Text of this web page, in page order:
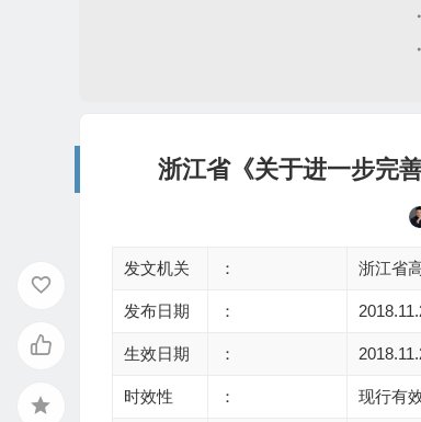
浙江省《关于进一步完
发文机关 ： 浙江省
发布日期 ：
生效日期 ：
时效性 ： 现行有